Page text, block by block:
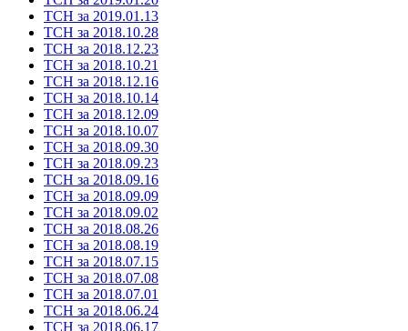
ТСН за 2019.01.13
ТСН за 2018.10.28
ТСН за 2018.12.23
ТСН за 2018.10.21
ТСН за 2018.12.16
ТСН за 2018.10.14
ТСН за 2018.12.09
ТСН за 2018.10.07
ТСН за 2018.09.30
ТСН за 2018.09.23
ТСН за 2018.09.16
ТСН за 2018.09.09
ТСН за 2018.09.02
ТСН за 2018.08.26
ТСН за 2018.08.19
ТСН за 2018.07.15
ТСН за 2018.07.08
ТСН за 2018.07.01
ТСН за 2018.06.24
ТСН за 2018.06.17